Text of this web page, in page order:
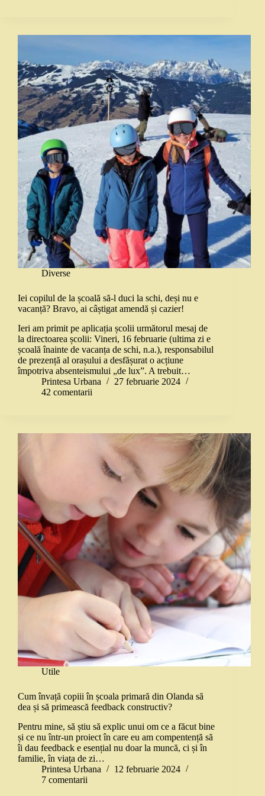
Diverse
Iei copilul de la școală să-l duci la schi, deși nu e
vacanță? Bravo, ai câștigat amendă și cazier!
Ieri am primit pe aplicația școlii următorul mesaj de
la directoarea școlii: Vineri, 16 februarie (ultima zi e
școală înainte de vacanța de schi, n.a.), responsabilul
de prezență al orașului a desfășurat o acțiune
împotriva absenteismului „de lux”. A trebuit…
Printesa Urbana
27 februarie 2024
42 comentarii
Utile
Cum învață copiii în școala primară din Olanda să
dea și să primească feedback constructiv?
Pentru mine, să știu să explic unui om ce a făcut bine
și ce nu într-un proiect în care eu am compentență să
îi dau feedback e esențial nu doar la muncă, ci și în
familie, în viața de zi…
Printesa Urbana
12 februarie 2024
7 comentarii